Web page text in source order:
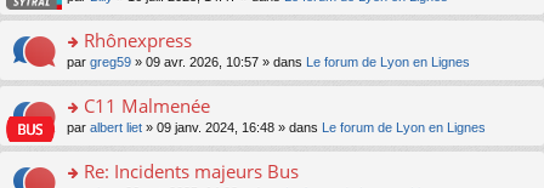
e
u
ré
c
e
n
lu
pl
s
ré
c
nt
e
n
o
n
le
u
le
m
e
s
g
e
n
o
n
ult
er
le
m
e
a
o
n
ult
er
le
m
Rhônexpress
par greg59 » 09 avr. 2026, 10:57 » dans Le forum de Lyon en Lignes
o
n
ult
C11 Malmenée
par albert liet » 09 janv. 2024, 16:48 » dans Le forum de Lyon en Lignes
Re: Incidents majeurs Bus